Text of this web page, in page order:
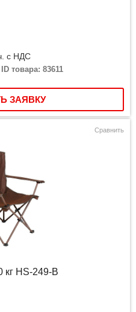
с НДС
ID товара: 83611
ЗАЯВКУ
Сравнить
кг HS-249-B